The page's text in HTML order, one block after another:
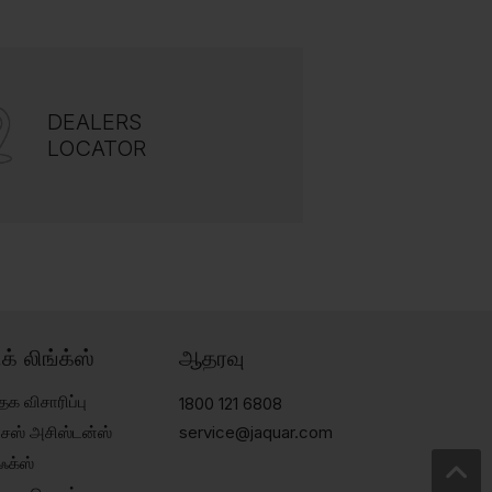
DEALERS
LOCATOR
லிங்க்ஸ்
விசாரிப்பு
அசிஸ்டன்ஸ்
ஆதரவு
1800 121 6808
service@jaquar.com